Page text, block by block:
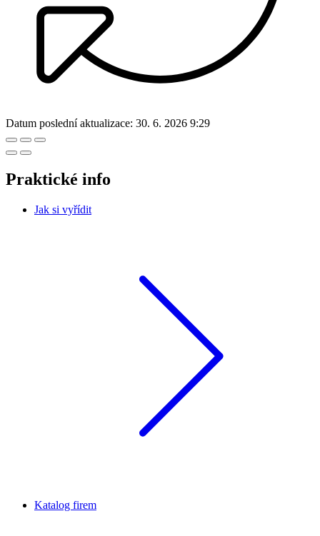
Datum poslední aktualizace: 30. 6. 2026 9:29
Praktické info
Jak si vyřídit
Katalog firem